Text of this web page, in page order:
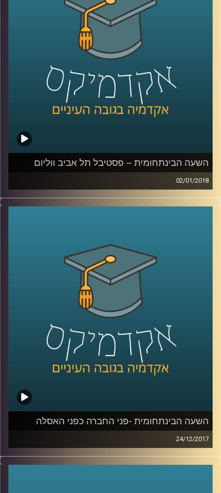
שולחים ארגונים אלו מחבלים שהופכים את
מרכזי הערים לשדה קרב מדמם. ד"ר מורן ירחי
עומדת על מאפייני שדה הקרב החדש, על
הזירות הנוספות שהתווספו למלחמה המסורתית
וכיצד הפך השיקול התדמיתי ללא פחות חשוב
מהמהלכים הטקטיים בשטח
.
קרדיט תמונות:AudioVersity
השעה הבינתחומית – פסטיבל תל אביב ווליום
02/01/2018
מקומה של המוזיקה האלקטרונית כבר לא מזמן רק במרתפים
חשוכים ובבמות האנדרגראונד, היא מתפתחת ללא הרף, חוצה
ועידת יום שתעסוק בנושאים החמים והרלוונטיים ביותר
בתעשייה ופסטיבל לילה שיתפרס בעשרות מועדונים ברחבי
העיר. אדם יחיאל ויוליה עזריה על עלייתה של המוזיקה
האלקטרונית למרכז הבמה, על מקומה של התעשייה בארץ ועל
האורחים שיגיעו מרחבי העולם
AudioVersity
השעה הבינתחומית -פני החברה כפני האסלה
24/12/2017
כשני מיליארד בני אדם בעולם סובלים ממחסור